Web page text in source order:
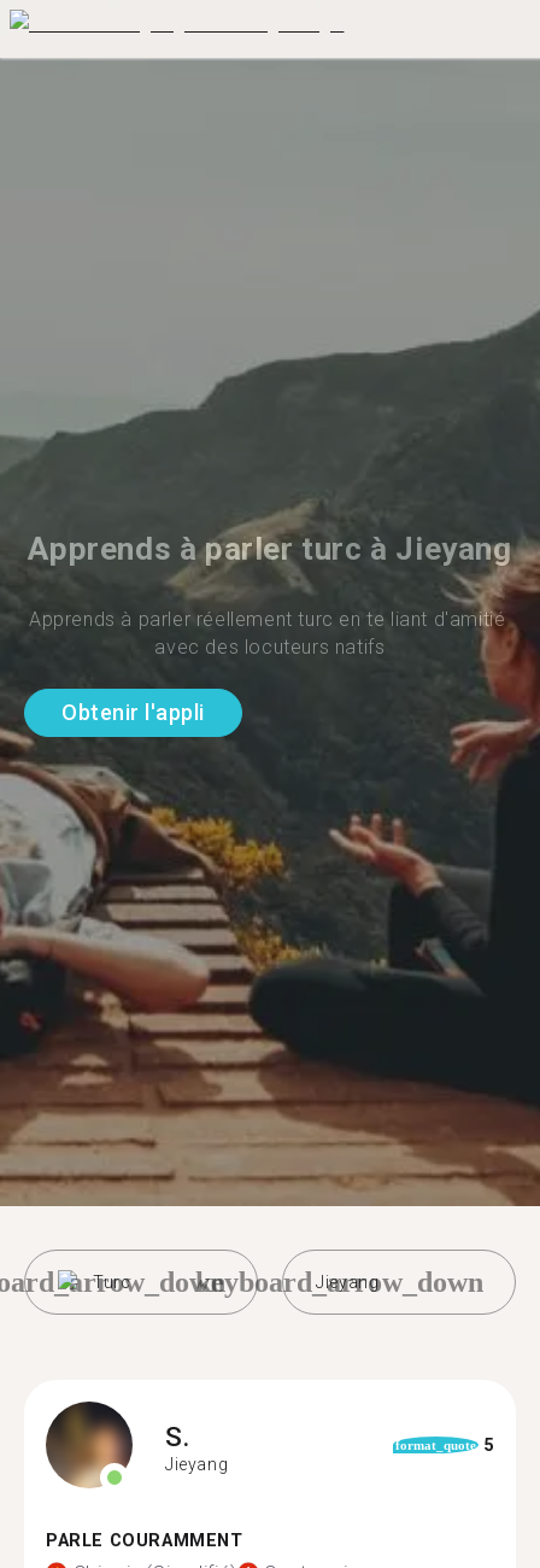
Apprends à parler turc à Jieyang
Apprends à parler réellement turc en te liant d'amitié
avec des locuteurs natifs
Obtenir l'appli
Turc Jieyang
keyboard_arrow_down
S.
Jieyang
format_quote 5
PARLE COURAMMENT